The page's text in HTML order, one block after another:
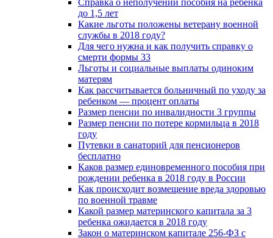
Справка о неполучении пособия на ребенка
до 1,5 лет
Какие льготы положены ветерану военной
службы в 2018 году?
Для чего нужна и как получить справку о
смерти формы 33
Льготы и социальные выплаты одиноким
матерям
Как рассчитывается больничный по уходу за
ребенком — процент оплаты
Размер пенсии по инвалидности 3 группы
Размер пенсии по потере кормильца в 2018
году
Путевки в санаторий для пенсионеров
бесплатно
Каков размер единовременного пособия при
рождении ребенка в 2018 году в России
Как происходит возмещение вреда здоровью
по военной травме
Какой размер материнского капитала за 3
ребенка ожидается в 2018 году
Закон о материнском капитале 256-ФЗ с